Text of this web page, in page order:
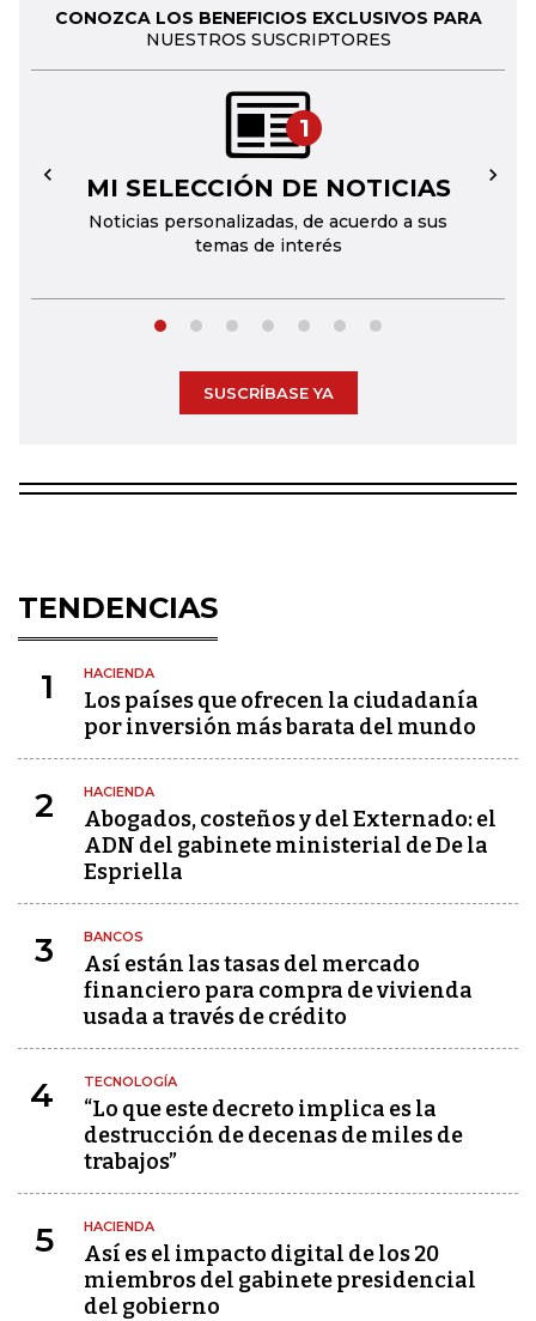
CONOZCA LOS BENEFICIOS EXCLUSIVOS PARA
NUESTROS SUSCRIPTORES
1
MI SELECCIÓN DE NOTICIAS
Noticias personalizadas, de acuerdo a sus
temas de interés
← →
SUSCRÍBASE YA
TENDENCIAS
1 HACIENDA
Los países que ofrecen la ciudadanía
por inversión más barata del mundo
2 HACIENDA
Abogados, costeños y del Externado: el
ADN del gabinete ministerial de De la
Espriella
3 BANCOS
Así están las tasas del mercado
financiero para compra de vivienda
usada a través de crédito
4 TECNOLOGÍA
“Lo que este decreto implica es la
destrucción de decenas de miles de
trabajos”
5 HACIENDA
Así es el impacto digital de los 20
miembros del gabinete presidencial
del gobierno